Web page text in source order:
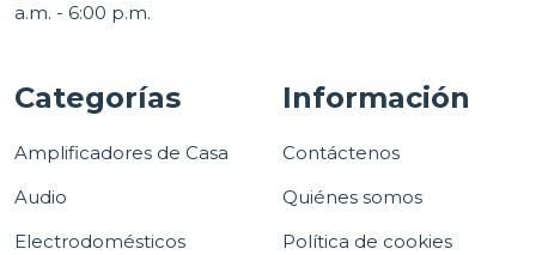
a.m. - 6:00 p.m.
Categorías
Amplificadores de Casa
Audio
Electrodomésticos
Información
Contáctenos
Quiénes somos
Política de cookies